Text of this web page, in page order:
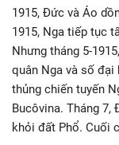
1915, Đức và Áo
1915, Nga tiếp tục
Nhưng tháng 5-
quân Nga và số đại
thủng chiến tuyến
Bucôvina. Tháng 7,
khỏi đất Phổ. Cuối